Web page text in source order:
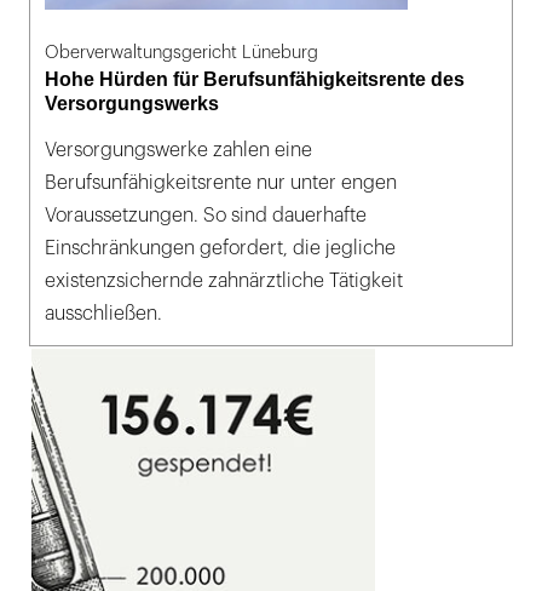
Oberverwaltungsgericht Lüneburg
Hohe Hürden für Berufsunfähigkeitsrente des
Versorgungswerks
Versorgungswerke zahlen eine
Berufsunfähigkeitsrente nur unter engen
Voraussetzungen. So sind dauerhafte
Einschränkungen gefordert, die jegliche
existenzsichernde zahnärztliche Tätigkeit
ausschließen.